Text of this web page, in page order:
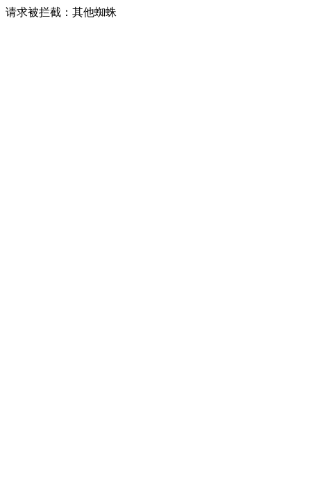
请求被拦截：其他蜘蛛